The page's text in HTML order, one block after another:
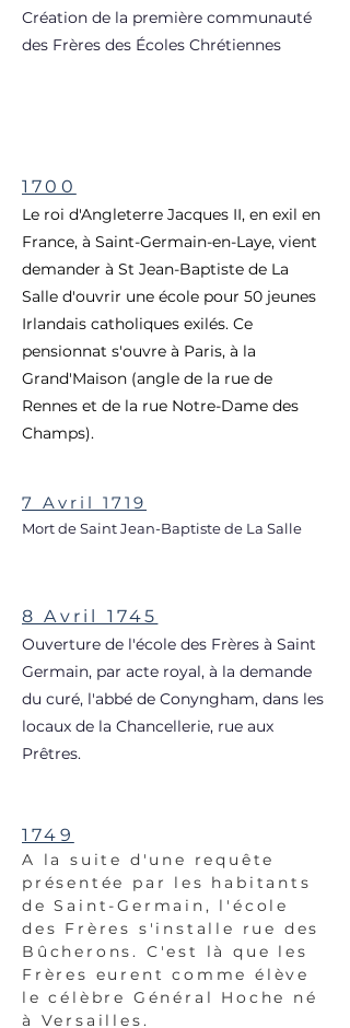
Création de la première communauté
des Frères des Écoles Chrétiennes
1700
Le roi d'Angleterre Jacques II, en exil en
France, à Saint-Germain-en-Laye, vient
demander à St Jean-Baptiste de La
Salle d'ouvrir une école pour 50 jeunes
Irlandais catholiques exilés. Ce
pensionnat s'ouvre à Paris, à la
Grand'Maison (angle de la rue de
Rennes et de la rue Notre-Dame des
Champs).
7 Avril 1719
Mort de Saint Jean-Baptiste de La Salle
8 Avril 1745
Ouverture de l'école des Frères à Saint
Germain, par acte royal, à la demande
du curé, l'abbé de Conyngham, dans les
locaux de la Chancellerie, rue aux
Prêtres.
1749
A la suite d'une requête
présentée par les habitants
de Saint-Germain, l'école
des Frères s'installe rue des
Bûcherons. C'est là que les
Frères eurent comme élève
le célèbre Général Hoche né
à Versailles.